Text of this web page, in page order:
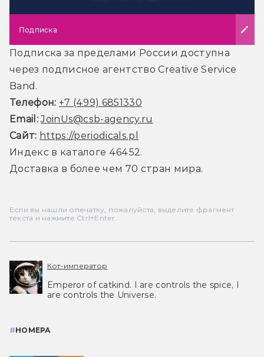
Подписка
Подписка за пределами России доступна
через подписное агентство Creative Service
Band.
Телефон: +7 (499) 6851330
Email: JoinUs@csb-agency.ru
Сайт: https://periodicals.pl
Индекс в каталоге 46452.
Доставка в более чем 70 стран мира.
Если вы нашли опечатку, пожалуйста, выделите фрагмент
текста и нажмите Ctrl+Enter.
Кот-император
Emperor of catkind. I are controls the spice, I
are controls the Universe.
#НОМЕРА